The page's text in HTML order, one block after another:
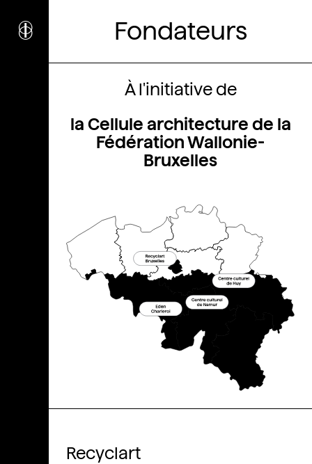
i culturel
a
Wallonie-Bruxelles
Présentation
Conseil d'orientation
Fondateurs
À l'initiative de
la Cellule architecture de la
Fédération Wallonie-
Bruxelles
Recyclart